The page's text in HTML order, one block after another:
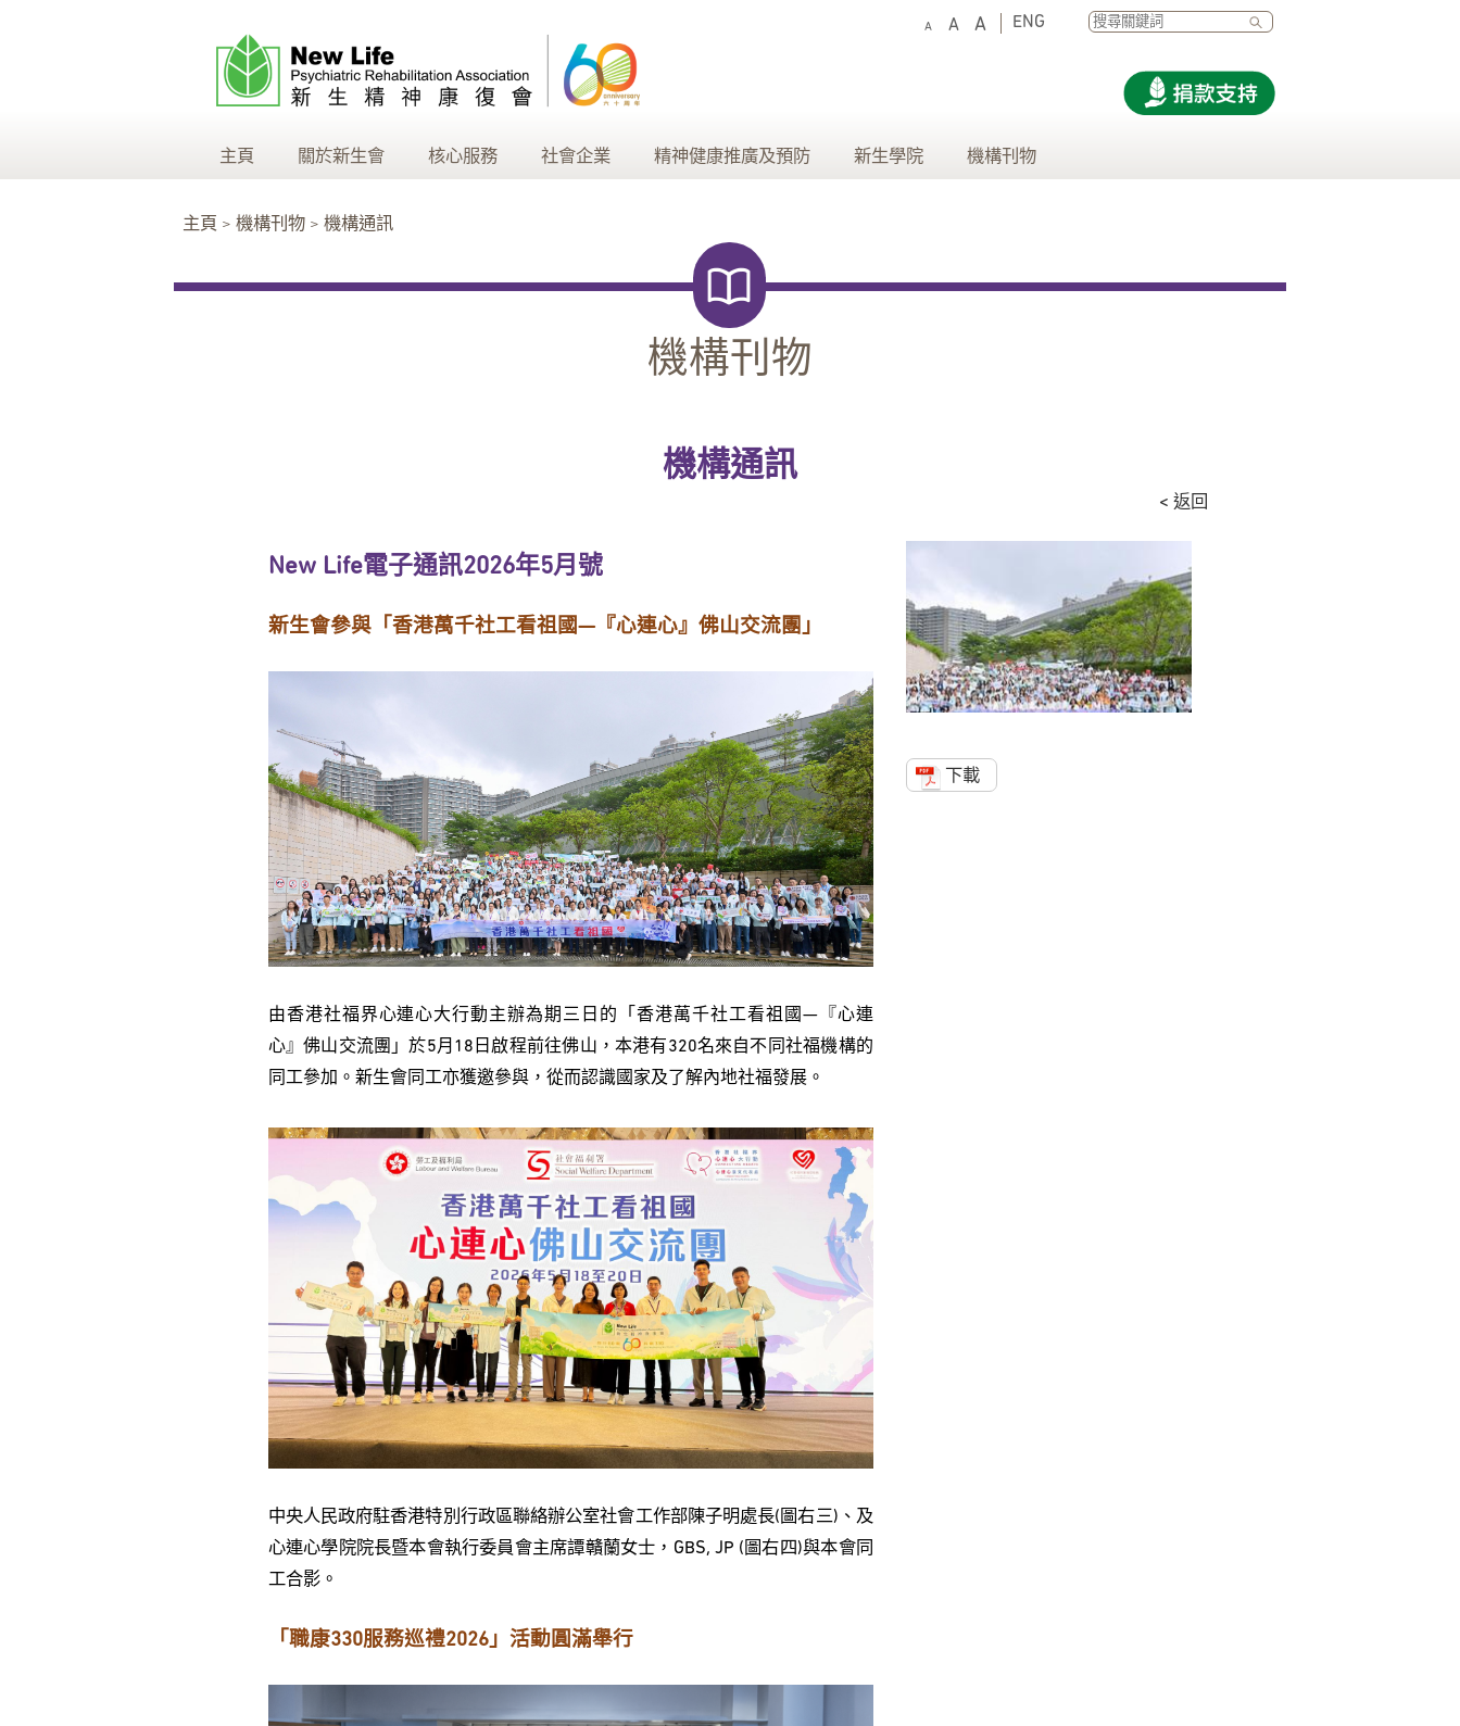
A A A ENG
主頁 關於新生會 核心服務 社會企業 精神健康推廣及預防 新生學院 機構刊物
主頁 > 機構刊物 > 機構通訊
機構刊物
機構通訊
< 返回
下載
New Life電子通訊2026年5月號
新生會參與「香港萬千社工看祖國—『心連心』佛山交流團」
由香港社福界心連心大行動主辦為期三日的「香港萬千社工看祖國—『心連
心』佛山交流團」於5月18日啟程前往佛山，本港有320名來自不同社福機構的
同工參加。新生會同工亦獲邀參與，從而認識國家及了解內地社福發展。
中央人民政府駐香港特別行政區聯絡辦公室社會工作部陳子明處長(圖右三)、及
心連心學院院長暨本會執行委員會主席譚贛蘭女士，GBS, JP (圖右四)與本會同
工合影。
「職康330服務巡禮2026」 活動圓滿舉行